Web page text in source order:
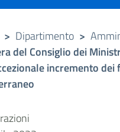
> Dipartimento >
del Consiglio dei
incremento